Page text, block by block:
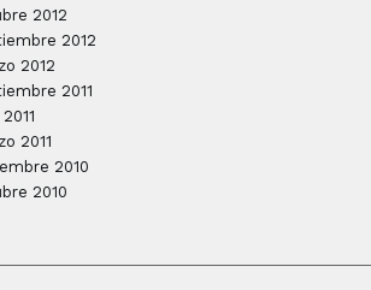
2012
2012
2012
2011
2011
2010
2010